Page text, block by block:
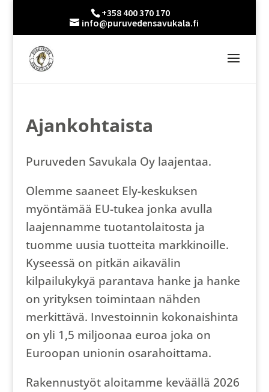
+358 400 370 170
info@puruvedensavukala.fi
Ajankohtaista
Puruveden Savukala Oy laajentaa.
Olemme saaneet Ely-keskuksen
myöntämää EU-tukea jonka avulla
laajennamme tuotantolaitosta ja
tuomme uusia tuotteita markkinoille.
Kyseessä on pitkän aikavälin
kilpailukykyä parantava hanke ja hanke
on yrityksen toimintaan nähden
merkittävä. Investoinnin kokonaishinta
on yli 1,5 miljoonaa euroa joka on
Euroopan unionin osarahoittama.
Rakennustyöt aloitamme keväällä 2026